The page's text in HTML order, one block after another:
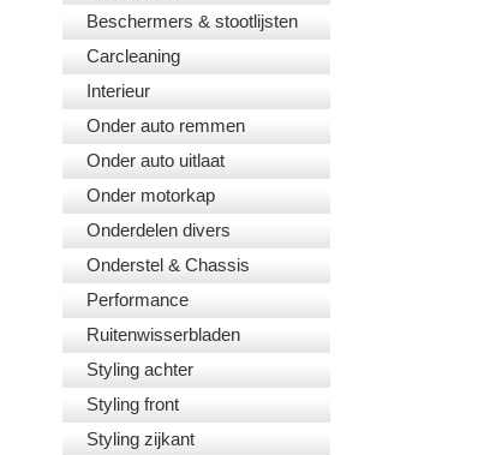
Beschermers & stootlijsten
Carcleaning
Interieur
Onder auto remmen
Onder auto uitlaat
Onder motorkap
Onderdelen divers
Onderstel & Chassis
Performance
Ruitenwisserbladen
Styling achter
Styling front
Styling zijkant